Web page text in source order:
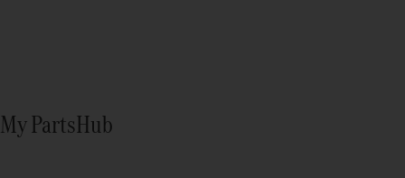
My PartsHub